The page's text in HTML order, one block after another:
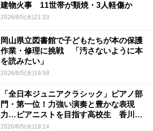
建物火事 11世帯が類焼・3人軽傷か
2026/8/5(水)21:33
岡山県立図書館で子どもたちが本の保護
作業・修理に挑戦 「汚さないように本
を読みたい」
2026/8/5(水)19:58
「全日本ジュニアクラシック」ピアノ部
門・第一位！力強い演奏と豊かな表現
力…ピアニストを目指す高校生 香川
【青春のキセキ】
2026/8/5(水)19:14